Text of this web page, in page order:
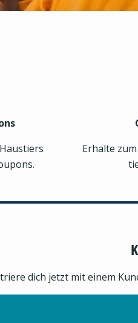
Erhalte
dich jetzt mit einem